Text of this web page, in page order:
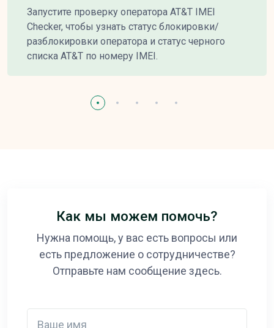
Запустите проверку оператора AT&T IMEI
Checker, чтобы узнать статус блокировки/
разблокировки оператора и статус черного
списка AT&T по номеру IMEI.
Как мы можем помочь?
Нужна помощь, у вас есть вопросы или
есть предложение о сотрудничестве?
Отправьте нам сообщение здесь.